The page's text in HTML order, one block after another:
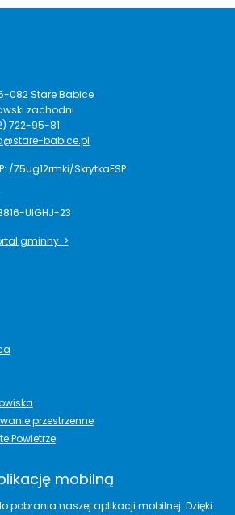
082 Stare Babice
zachodni
722-95-81
babice.pl
/75ug12rmki/SkrytkaESP
UIGHJ-23
gminny >
przestrzenne
Powietrze
mobilną
pobrania naszej aplikacji mobilnej. Dzięki